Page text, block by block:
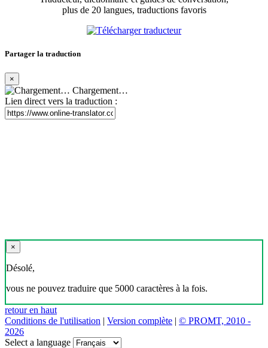
plus de 20 langues, traductions favoris
Partager la traduction
×
Chargement…
Lien direct vers la traduction :
×
Désolé,
vous ne pouvez traduire que 5000 caractères à la fois.
retour en haut
Conditions de l'utilisation | Version complète | © PROMT, 2010 -
2026
Select a language